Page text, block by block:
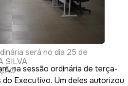
será no dia 25 de
SILVA
na sessão ordinária de terça-
do Executivo. Um deles autorizou